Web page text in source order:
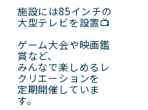
施設には85インチの
大型テレビを設置📺
ゲーム大会や映画鑑
賞など、
みんなで楽しめるレ
クリエーションを
定期開催していま
す。